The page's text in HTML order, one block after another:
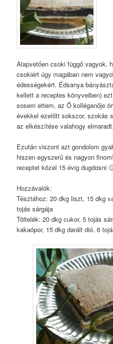
Alapvetően csoki függő vagyok,
csokiért úgy magában nem
édességekért. Édsanya
kellett a receptes könyveiben)
sosem ettem, az Ő kolléganője
évekkel ezelőtt sokszor, szokás
az elkészítése valahogy
Ezután viszont azt gondolom
hiszen egyszerű és nagyon
receptet közel 15 évig dugdosni
Hozzávalók:
Tésztához: 20 dkg liszt, 15 dkg
tojás sárgája
Töltelék: 20 dkg cukor, 5 tojás
kakaópor, 15 dkg darált dió, 6